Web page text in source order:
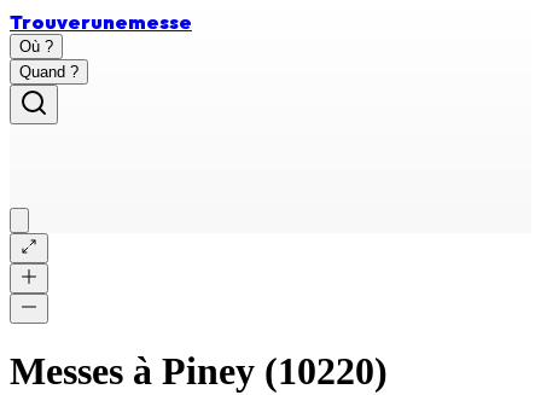
Trouverunemesse
Où ?
Quand ?
Messes à Piney (10220)